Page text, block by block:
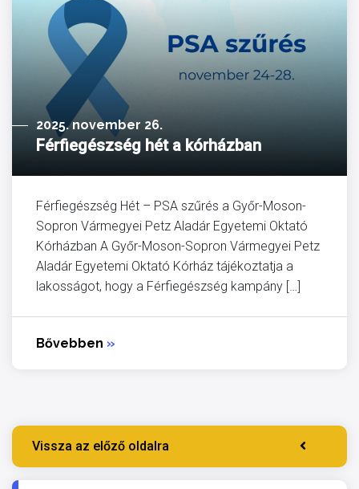
2025. november 26.
Férfiegészség hét a kórházban
Férfiegészség Hét – PSA szűrés a Győr-Moson-
Sopron Vármegyei Petz Aladár Egyetemi Oktató
Kórházban A Győr-Moson-Sopron Vármegyei Petz
Aladár Egyetemi Oktató Kórház tájékoztatja a
lakosságot, hogy a Férfiegészség kampány […]
Bővebben »
Vissza az előző oldalra